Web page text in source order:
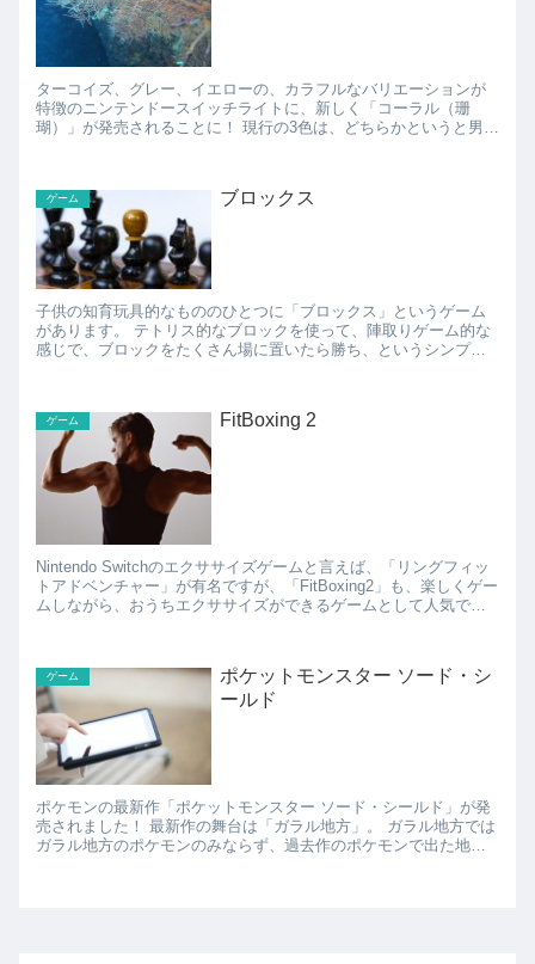
ターコイズ、グレー、イエローの、カラフルなバリエーションが
特徴のニンテンドースイッチライトに、新しく「コーラル（珊
瑚）」が発売されることに！ 現行の3色は、どちらかというと男子
ゲーム ブロックス
子供の知育玩具的なもののひとつに「ブロックス」というゲーム
があります。 テトリス的なブロックを使って、陣取りゲーム的な
感じで、ブロックをたくさん場に置いたら勝ち、というシンプル
ゲーム FitBoxing 2
Nintendo Switchのエクササイズゲームと言えば、「リングフィッ
トアドベンチャー」が有名ですが、「FitBoxing2」も、楽しくゲー
ムしながら、おうちエクササイズができるゲームとして人気で
ゲーム
ポケットモンスター ソード・シ
ールド
ポケモンの最新作「ポケットモンスター ソード・シールド」が発
売されました！ 最新作の舞台は「ガラル地方」。 ガラル地方では
ガラル地方のポケモンのみならず、過去作のポケモンで出た地方